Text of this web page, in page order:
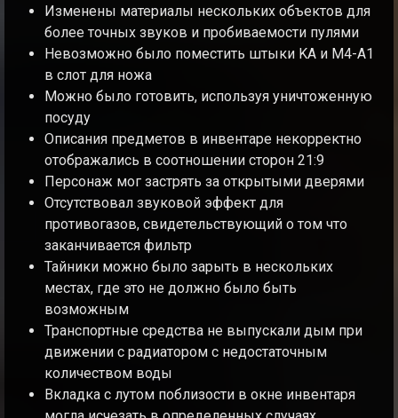
Изменены материалы нескольких объектов для
более точных звуков и пробиваемости пулями
Невозможно было поместить штыки KA и M4-A1
в слот для ножа
Можно было готовить, используя уничтоженную
посуду
Описания предметов в инвентаре некорректно
отображались в соотношении сторон 21:9
Персонаж мог застрять за открытыми дверями
Отсутствовал звуковой эффект для
противогазов, свидетельствующий о том что
заканчивается фильтр
Тайники можно было зарыть в нескольких
местах, где это не должно было быть
возможным
Транспортные средства не выпускали дым при
движении с радиатором с недостаточным
количеством воды
Вкладка c лутом поблизости в окне инвентаря